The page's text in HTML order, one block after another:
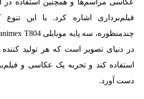
عکاسی مراسم‌ها و همچنین استفاده در
فیلم‌برداری اشاره کرد. با این تنوع
در دنیای تصویر است که هر تولید کننده
استفاده کند و تجربه‌ یک عکاسی و
دست آورد.